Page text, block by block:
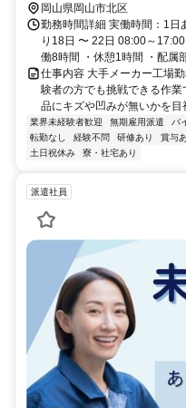
岡山県岡山市北区
勤務時間詳細 実働時間：1日
り18日 〜 22日 08:00～
働8時間 ・休憩1時間 ・配属部
仕事内容 大手メーカー工場
験者の方でも挑戦できる作
品にキズや凹みが無いかを目
業界未経験者歓迎 無期雇用派遣 バ
転勤なし
経験不問 研修あり 賞与
土日祝休み
寮・社宅あり
派遣社員